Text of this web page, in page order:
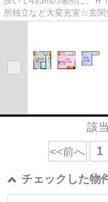
所独立など大変充実☆玄関
該
<<前へ 1
チェックした物